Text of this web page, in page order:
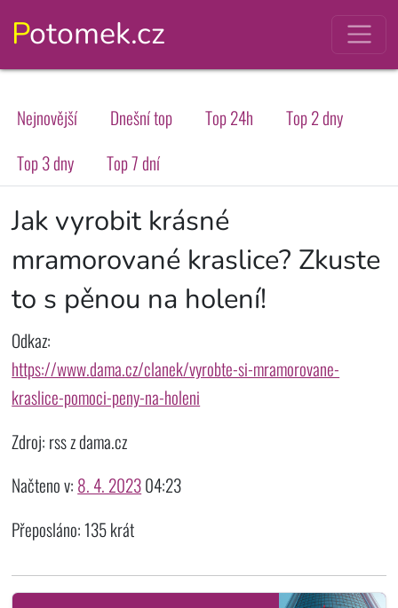
Potomek.cz
Nejnovější Dnešní top Top 24h
Top 2 dny
Top 3 dny
Top 7 dní
Jak vyrobit krásné
mramorované kraslice? Zkuste
to s pěnou na holení!
Odkaz:
https://www.dama.cz/clanek/vyrobte-si-mramorovane-
kraslice-pomoci-peny-na-holeni
Zdroj: rss z dama.cz
Načteno v: 8. 4. 202304:23
Přeposláno: 135 krát